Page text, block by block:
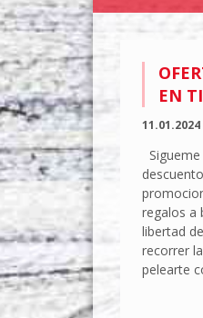
EN
11.01.2024
regalos a
libertad
recorrer
pelearte